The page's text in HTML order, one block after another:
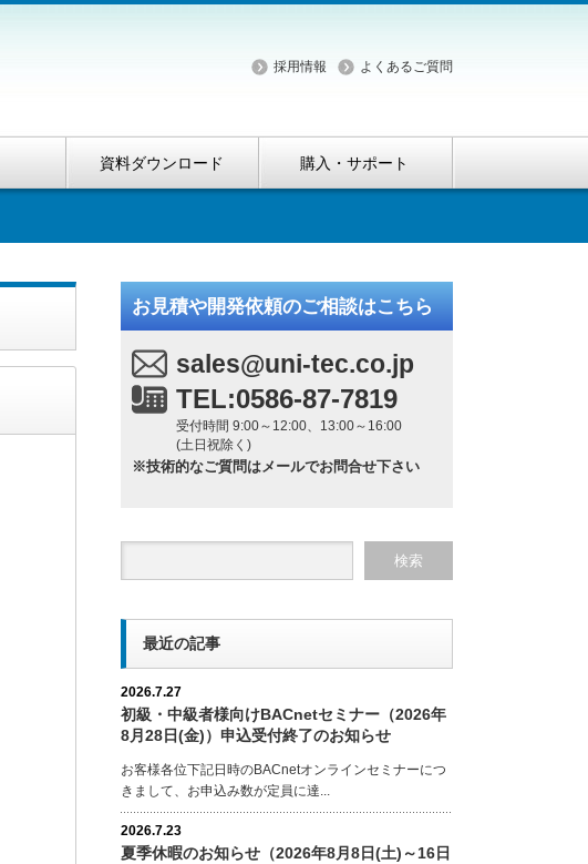
採用情報 よくあるご質問
資料ダウンロード 購入・サポート
お見積や開発依頼のご相談はこちら
sales@uni-tec.co.jp
TEL:0586-87-7819
受付時間 9:00～12:00、13:00～16:00
(土日祝除く)
※技術的なご質問はメールでお問合せ下さい
最近の記事
2026.7.27
初級・中級者様向けBACnetセミナー（2026年
8月28日(金)）申込受付終了のお知らせ
お客様各位下記日時のBACnetオンラインセミナーにつ
きまして、お申込み数が定員に達...
2026.7.23
夏季休暇のお知らせ（2026年8月8日(土)～16日